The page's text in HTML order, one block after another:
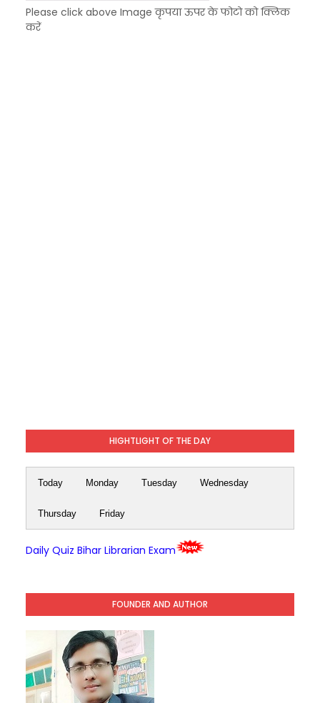
Please click above Image कृपया ऊपर के फोटो को क्लिक
करें
HIGHTLIGHT OF THE DAY
Today Monday Tuesday Wednesday
Thursday Friday
Daily Quiz Bihar Librarian Exam
FOUNDER AND AUTHOR